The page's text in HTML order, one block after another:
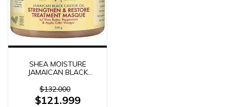
SHEA MOISTURE
JAMAICAN BLACK
MASCARILLA -
$132.000
$121.999